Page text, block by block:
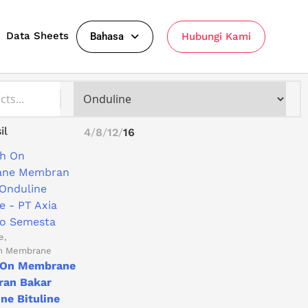
Data Sheets Bahasa Hubungi Kami
4 8 12 16
Membrane
Membrane
Bakar
Bituline